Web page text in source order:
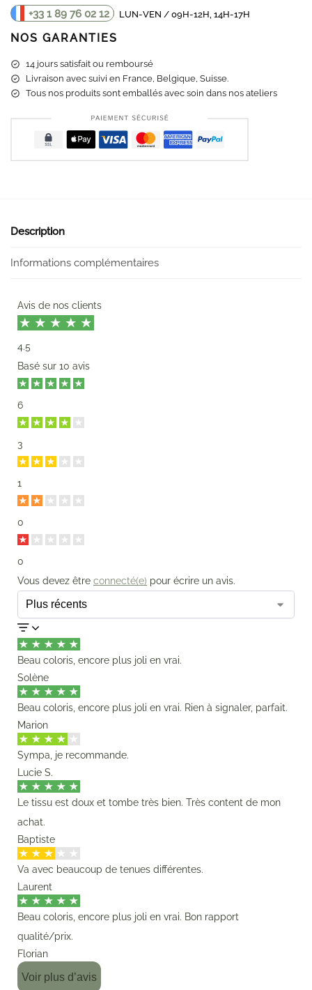
+33 1 89 76 02 12 LUN-VEN / 09H-12H, 14H-17H
NOS GARANTIES
14 jours satisfait ou remboursé
Livraison avec suivi en France, Belgique, Suisse.
Tous nos produits sont emballés avec soin dans nos ateliers
Description
Informations complémentaires
Avis de nos clients
4.5
Basé sur 10 avis
6
3
1
0
0
Vous devez être connecté(e) pour écrire un avis.
Beau coloris, encore plus joli en vrai.
Solène
Beau coloris, encore plus joli en vrai. Rien à signaler, parfait.
Marion
Sympa, je recommande.
Lucie S.
Le tissu est doux et tombe très bien. Très content de mon
achat.
Baptiste
Va avec beaucoup de tenues différentes.
Laurent
Beau coloris, encore plus joli en vrai. Bon rapport
qualité/prix.
Florian
Voir plus d’avis